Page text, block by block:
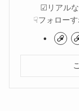
☑︎リアル
☟フォロー